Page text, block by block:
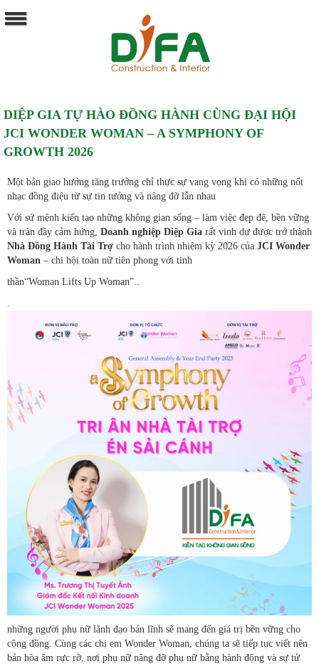
DIỆP GIA TỰ HÀO ĐỒNG HÀNH CÙNG ĐẠI HỘI
JCI WONDER WOMAN – A SYMPHONY OF
GROWTH 2026
Một bản giao hưởng tăng trưởng chỉ thực sự vang vọng khi có những nốt
nhạc đồng điệu từ sự tin tưởng và nâng đỡ lẫn nhau
Với sứ mệnh kiến tạo những không gian sống – làm việc đẹp đẽ, bền vững
và tràn đầy cảm hứng, Doanh nghiệp Diệp Gia rất vinh dự được trở thành
Nhà Đồng Hành Tài Trợ cho hành trình nhiệm kỳ 2026 của JCI Wonder
Woman – chi hội toàn nữ tiên phong với tinh
thần“Woman Lifts Up Woman”..
.
những người phụ nữ lãnh đạo bản lĩnh sẽ mang đến giá trị bền vững cho
cộng đồng. Cùng các chị em Wonder Woman, chúng ta sẽ tiếp tục viết nên
bản hòa âm rực rỡ, nơi phụ nữ nâng đỡ phụ nữ bằng hành động và sự tử